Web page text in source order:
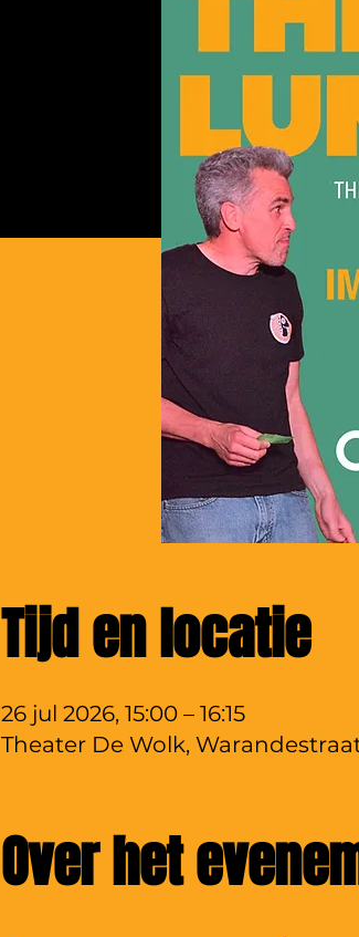
Tijd en locatie
26 jul 2026, 15:00 – 16:15
Theater De Wolk,
Over het